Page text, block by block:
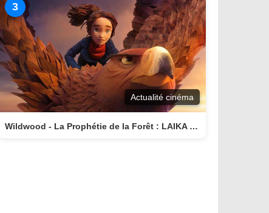
3
Actualité cinéma
Wildwood - La Prophétie de la Forêt : LAIKA nous invite dans un monde magique